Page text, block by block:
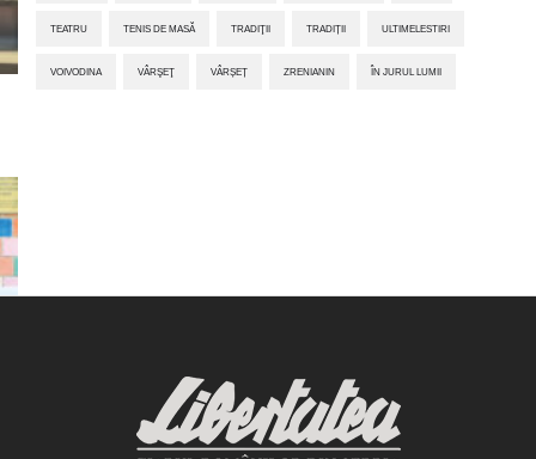
TEATRU TENIS DE MASĂ TRADIŢII TRADIȚII ULTIMELESTIRI
VOIVODINA VÂRŞEŢ VÂRȘEȚ ZRENIANIN ÎN JURUL LUMII